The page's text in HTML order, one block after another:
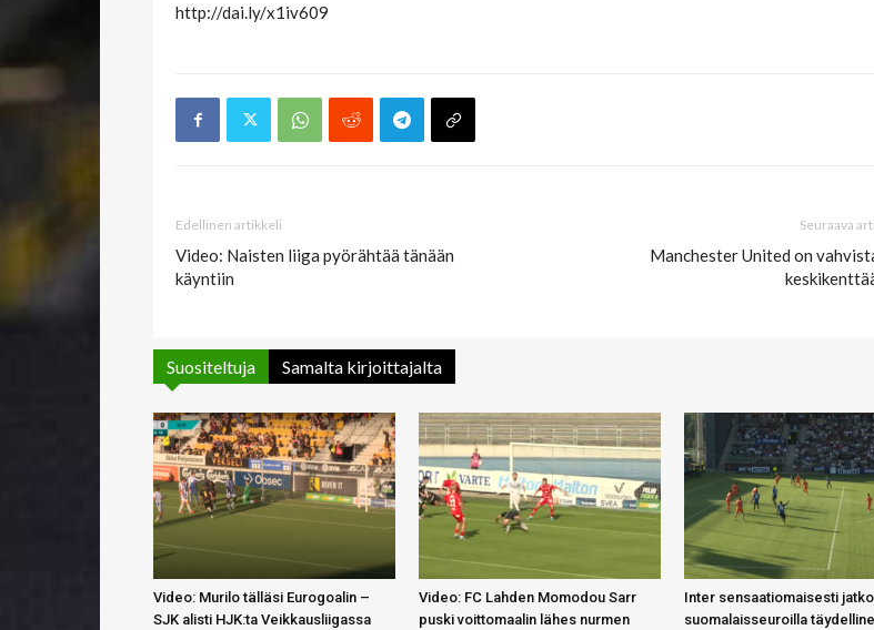
http://dai.ly/x1iv609
Edellinen artikkeli
Video: Naisten liiga pyörähtää tänään
käyntiin
Seuraava
Manchester United on
Suositeltuja Samalta kirjoittajalta
Video: Murilo tälläsi Eurogoalin –
SJK alisti HJK:ta Veikkausliigassa
Video: FC Lahden Momodou Sarr
puski voittomaalin lähes nurmen
Inter sensaatiomaisesti
suomalaisseuroilla